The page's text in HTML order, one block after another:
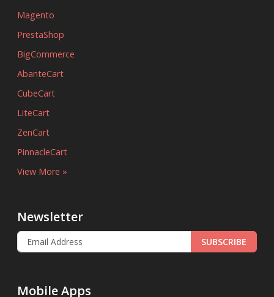
Magento
PrestaShop
BigCommerce
AbanteCart
CubeCart
LiteCart
ZenCart
PinnacleCart
View More »
Newsletter
SUBSCRIBE
Mobile Apps